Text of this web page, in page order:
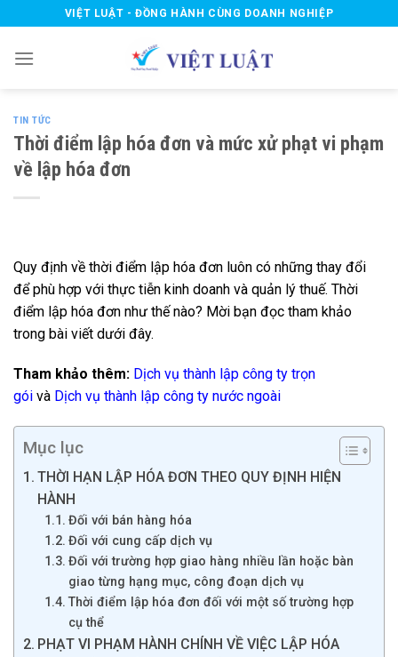
to
content
VIỆT LUẬT - ĐỒNG HÀNH CÙNG DOANH NGHIỆP
TIN TỨC
Thời điểm lập hóa đơn và mức xử phạt vi phạm
về lập hóa đơn
Quy định về thời điểm lập hóa đơn luôn có những thay đổi
để phù hợp với thực tiễn kinh doanh và quản lý thuế. Thời
điểm lập hóa đơn như thế nào? Mời bạn đọc tham khảo
trong bài viết dưới đây.
Tham khảo thêm: Dịch vụ thành lập công ty trọn
gói và Dịch vụ thành lập công ty nước ngoài
Mục lục
THỜI HẠN LẬP HÓA ĐƠN THEO QUY ĐỊNH HIỆN
HÀNH
Đối với bán hàng hóa
Đối với cung cấp dịch vụ
Đối với trường hợp giao hàng nhiều lần hoặc bàn
giao từng hạng mục, công đoạn dịch vụ
Thời điểm lập hóa đơn đối với một số trường hợp
cụ thể
PHẠT VI PHẠM HÀNH CHÍNH VỀ VIỆC LẬP HÓA